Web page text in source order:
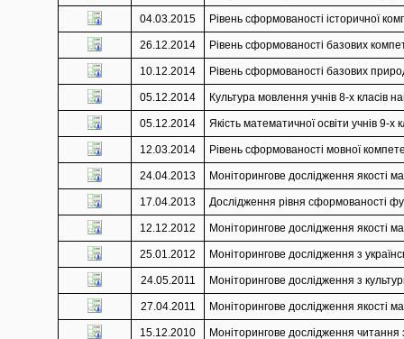
04.03.2015 Рівень сформованості історичної
26.12.2014 Рівень сформованості базових
10.12.2014 Рівень сформованості базових
05.12.2014 Культура мовлення учнів 8-х класів
05.12.2014 Якість математичної освіти учнів 9-х
12.03.2014 Рівень сформованості мовної
24.04.2013 Моніторингове дослідження якості
17.04.2013 Дослідження рівня сформованості
12.12.2012 Моніторингове дослідження якості
25.01.2012 Моніторингове дослідження з
24.05.2011 Моніторингове дослідження з
27.04.2011 Моніторингове дослідження якості
15.12.2010 Моніторингове дослідження читання